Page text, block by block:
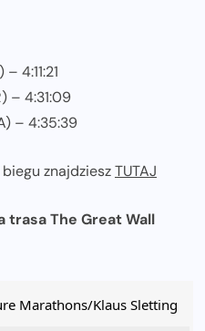
4:11:21
– 4:31:09
– 4:35:39
znajdzieszTUTAJ
trasa The Great Wall
Marathons/Klaus Sletting